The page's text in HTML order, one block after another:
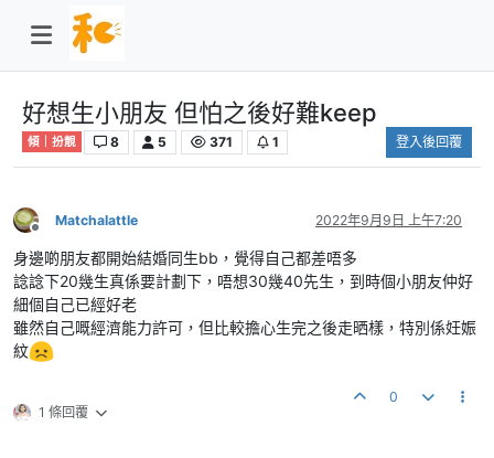
好想生小朋友 但怕之後好難keep
傾｜扮靚 8 5 371 1 登入後回覆
離線
Matchalattle 2022年9月9日 上午7:20
身邊啲朋友都開始結婚同生bb，覺得自己都差唔多
諗諗下20幾生真係要計劃下，唔想30幾40先生，到時個小朋友仲好
細個自己已經好老
雖然自己嘅經濟能力許可，但比較擔心生完之後走晒樣，特別係妊娠
紋
1 條回覆
0